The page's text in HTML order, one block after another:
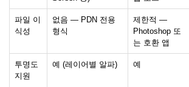
파일 이
식성
없음 — PDN 전용
형식
제한적 —
Photoshop 또
는 호환 앱
투명도
지원
예 (레이어별 알파) 예